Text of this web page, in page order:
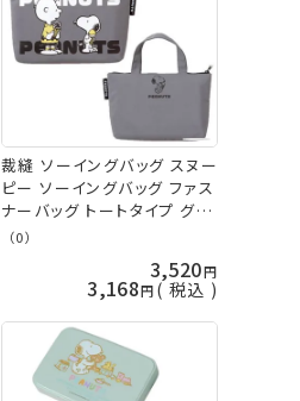
裁縫 ソーイングバッグ スヌー
ピー ソーイングバッグ ファス
ナーバッグ トートタイプ グレ
ー No.18791 ミササ 手芸の
（0）
3,520
3,168 税込